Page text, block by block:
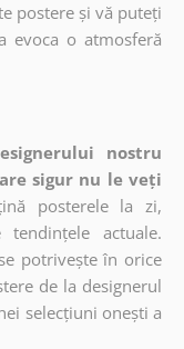
postere și vă puteți
evoca o atmosferă
nostru
sigur nu le veți
posterele la zi,
actuale.
potrivește în orice
de la designerul
selecțiuni onești a